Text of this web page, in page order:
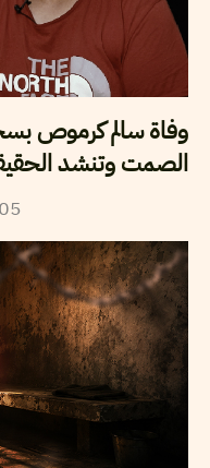
وفاة سالم كرموص
الصمت وتنشد
05